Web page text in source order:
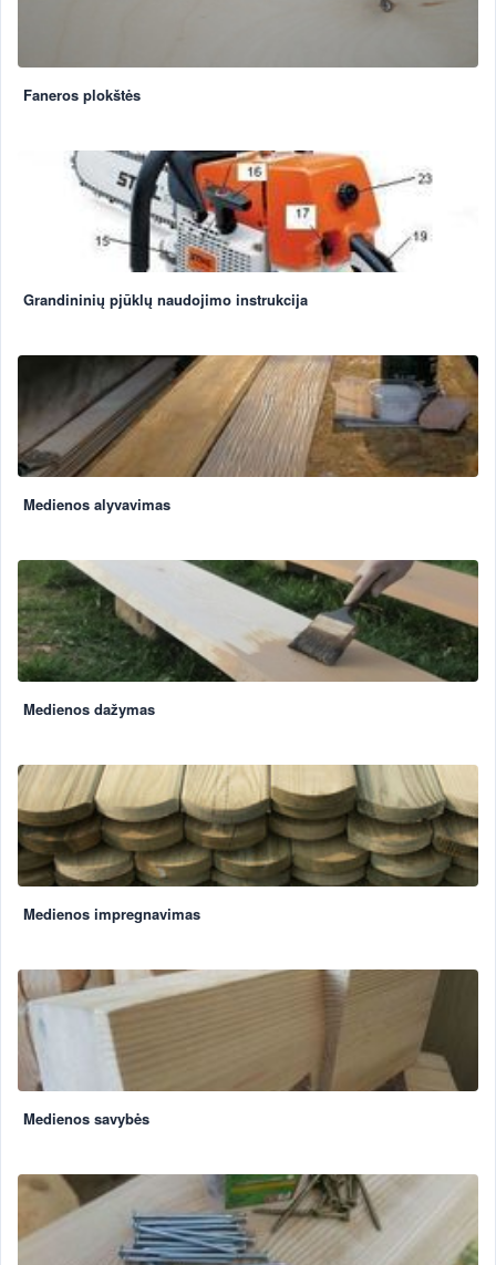
Faneros plokštės
Grandininių pjūklų naudojimo instrukcija
Medienos alyvavimas
Medienos dažymas
Medienos impregnavimas
Medienos savybės